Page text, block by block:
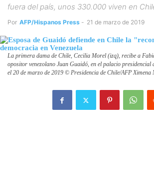
fuera del país, unos 330.000 viven en
Por AFP/Hispanos Press - 21 de marzo de 2019
La primera dama de Chile, Cecilia Morel (izq), recibe a
opositor venezolano Juan Guaidó, en el palacio presidencial
el 20 de marzo de 2019 © Presidencia de Chile/AFP Ximena